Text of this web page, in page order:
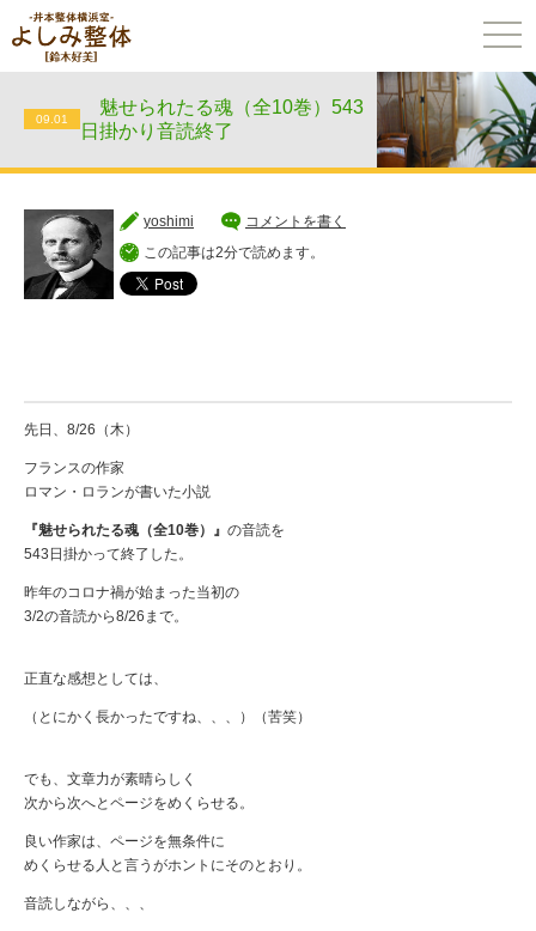
09.01
魅せられたる魂（全10巻）543
日掛かり音読終了
yoshimi
コメントを書く
この記事は2分で読めます。
先日、8/26（木）
フランスの作家
ロマン・ロランが書いた小説
『魅せられたる魂（全10巻）』 の音読を
543日掛かって終了した。
昨年のコロナ禍が始まった当初の
3/2の音読から8/26まで。
正直な感想としては、
（とにかく長かったですね、、、）（苦笑）
でも、文章力が素晴らしく
次から次へとページをめくらせる。
良い作家は、ページを無条件に
めくらせる人と言うがホントにそのとおり。
音読しながら、、、